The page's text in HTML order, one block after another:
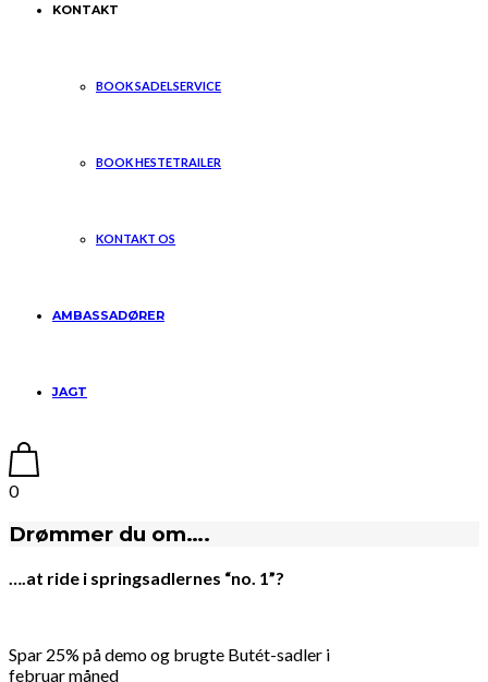
KONTAKT
BOOK SADELSERVICE
BOOK HESTETRAILER
KONTAKT OS
AMBASSADØRER
JAGT
0
Drømmer du om….
….at ride i springsadlernes “no. 1”?
Spar 25% på demo og brugte Butét-sadler i
februar måned